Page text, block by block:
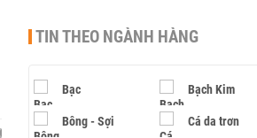
TIN THEO NGÀNH HÀNG
Bạc Bạch Kim
Bông - Sợi Cá da trơn